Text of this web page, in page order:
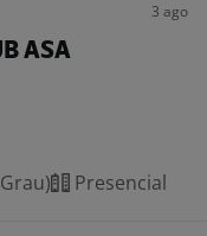
ASA
3 ago
Presencial